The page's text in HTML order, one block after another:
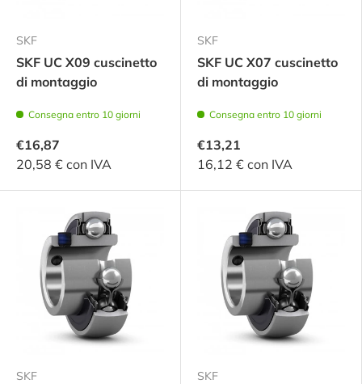
SKF
SKF UC X09 cuscinetto
di montaggio
Consegna entro 10 giorni
€16,87
20,58 € con IVA
SKF
SKF UC X07 cuscinetto
di montaggio
Consegna entro 10 giorni
€13,21
16,12 € con IVA
SKF SKF